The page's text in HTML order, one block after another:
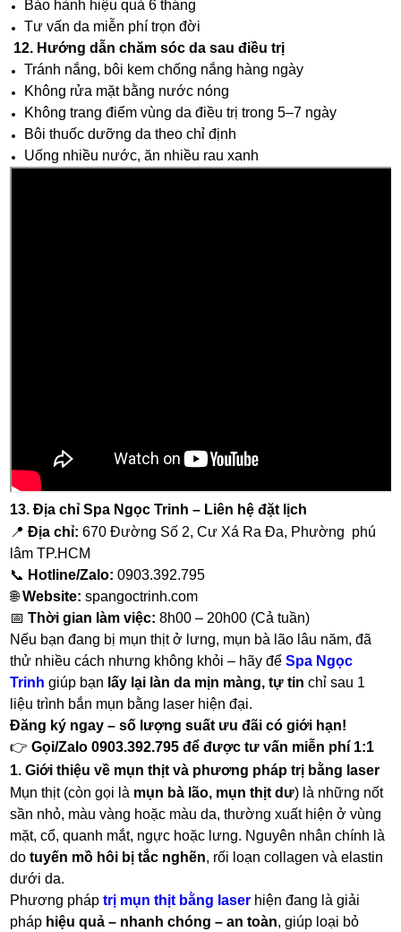
Bảo hành hiệu quả 6 tháng
Tư vấn da miễn phí trọn đời
12. Hướng dẫn chăm sóc da sau điều trị
Tránh nắng, bôi kem chống nắng hàng ngày
Không rửa mặt bằng nước nóng
Không trang điểm vùng da điều trị trong 5–7 ngày
Bôi thuốc dưỡng da theo chỉ định
Uống nhiều nước, ăn nhiều rau xanh
13. Địa chỉ Spa Ngọc Trinh – Liên hệ đặt lịch
📍Địa chỉ: 670 Đường Số 2, Cư Xá Ra Đa, Phường phú
lâm TP.HCM
📞 Hotline/Zalo: 0903.392.795
🌐Website: spangoctrinh.com
📅Thời gian làm việc: 8h00 – 20h00 (Cả tuần)
Nếu bạn đang bị mụn thịt ở lưng, mụn bà lão lâu năm, đã
thử nhiều cách nhưng không khỏi – hãy đểSpa Ngọc
Trinh giúp bạn lấy lại làn da mịn màng, tự tin chỉ sau 1
liệu trình bắn mụn bằng laser hiện đại.
Đăng ký ngay – số lượng suất ưu đãi có giới hạn!
👉Gọi/Zalo 0903.392.795 để được tư vấn miễn phí 1:1
1. Giới thiệu về mụn thịt và phương pháp trị bằng laser
Mụn thịt (còn gọi là mụn bà lão, mụn thịt dư) là những nốt
sần nhỏ, màu vàng hoặc màu da, thường xuất hiện ở vùng
mặt, cổ, quanh mắt, ngực hoặc lưng. Nguyên nhân chính là
dotuyến mồ hôi bị tắc nghẽn, rối loạn collagen và elastin
dưới da.
Phương pháptrị mụn thịt bằng laser hiện đang là giải
pháp hiệu quả – nhanh chóng – an toàn, giúp loại bỏ